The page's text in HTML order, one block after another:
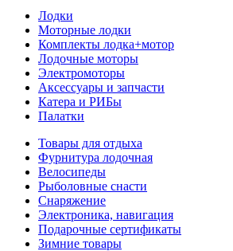
Лодки
Моторные лодки
Комплекты лодка+мотор
Лодочные моторы
Электромоторы
Аксессуары и запчасти
Катера и РИБы
Палатки
Товары для отдыха
Фурнитура лодочная
Велосипеды
Рыболовные снасти
Снаряжение
Электроника, навигация
Подарочные сертификаты
Зимние товары